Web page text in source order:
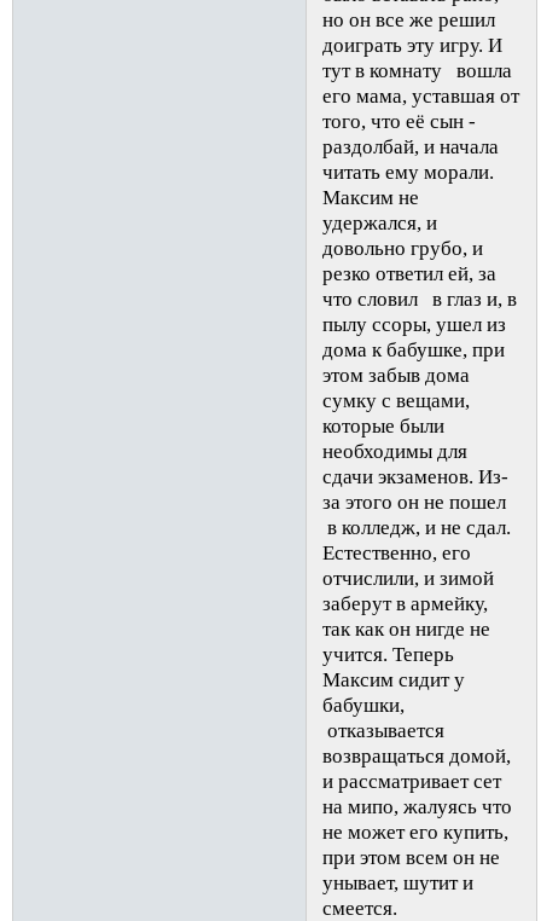
но он все же решил
доиграть эту игру. И
тут в комнату вошла
его мама, уставшая от
того, что её сын -
раздолбай, и начала
читать ему морали.
Максим не
удержался, и
довольно грубо, и
резко ответил ей, за
что словил в глаз и, в
пылу ссоры, ушел из
дома к бабушке, при
этом забыв дома
сумку с вещами,
которые были
необходимы для
сдачи экзаменов. Из-
за этого он не пошел
в колледж, и не сдал.
Естественно, его
отчислили, и зимой
заберут в армейку,
так как он нигде не
учится. Теперь
Максим сидит у
бабушки,
отказывается
возвращаться домой,
и рассматривает сет
на мипо, жалуясь что
не может его купить,
при этом всем он не
унывает, шутит и
смеется.